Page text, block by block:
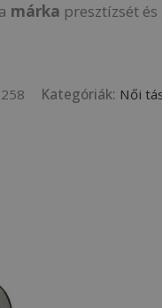
márka presztízsét
Kategóriák: Női